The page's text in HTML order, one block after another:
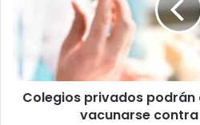
vacunarse
contra
Colegios privados
vacunarse contra